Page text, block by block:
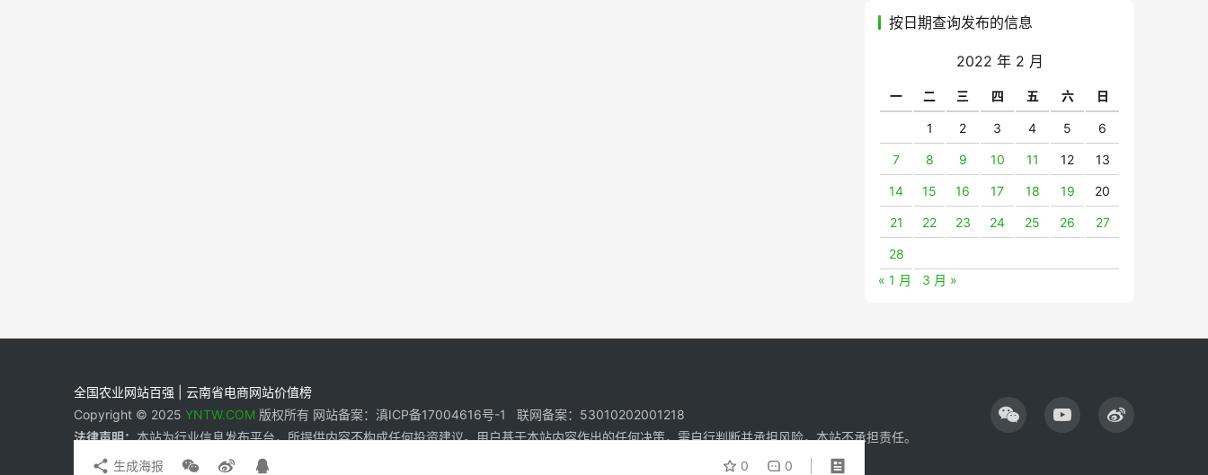
0 0
生成海报
按日期查询发布的信息
2022 年 2 月
一 二 三 四 五 六 日
1 2 3 4 5 6
7 8 9 10 11 12 13
14 15 16 17 18 19 20
21 22 23 24 25 26 27
28
« 1 月
3 月 »
全国农业网站百强 | 云南省电商网站价值榜
Copyright © 2025 YNTW.COM 版权所有 网站备案：滇ICP备17004616号-1 联网备案：53010202001218
法律声明：本站为行业信息发布平台，所提供内容不构成任何投资建议。用户基于本站内容作出的任何决策，需自行判断并承担风险，本站不承担责任。